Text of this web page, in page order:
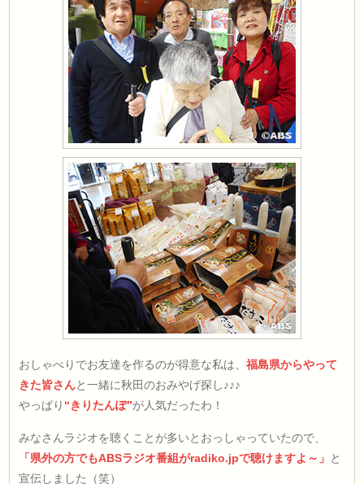
おしゃべりでお友達を作るのが得意な私は、福島県からやって
きた皆さんと一緒に秋田のおみやげ探し♪♪♪
やっぱり “きりたんぽ”が人気だったわ！
みなさんラジオを聴くことが多いとおっしゃっていたので、
「県外の方でもABSラジオ番組がradiko.jpで聴けますよ～」 と
宣伝しました（笑）